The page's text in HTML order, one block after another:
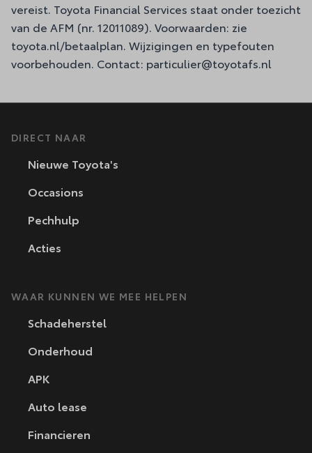
vereist. Toyota Financial Services staat onder toezicht
van de AFM (nr. 12011089). Voorwaarden: zie
toyota.nl/betaalplan. Wijzigingen en typefouten
voorbehouden. Contact: particulier@toyotafs.nl
DIRECT NAAR
Nieuwe Toyota's
Occasions
Pechhulp
Acties
WAAR KUNNEN WE MEE HELPEN
Schadeherstel
Onderhoud
APK
Auto lease
Financieren